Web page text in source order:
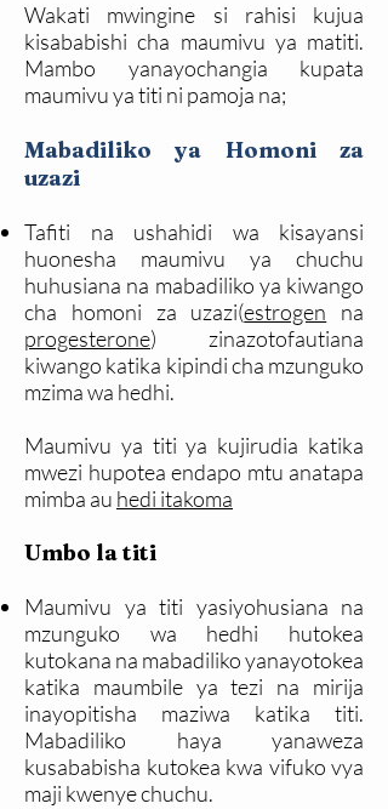
Wakati mwingine si rahisi kujua
kisababishi cha maumivu ya matiti.
Mambo yanayochangia kupata
maumivu ya titi ni pamoja na;
Mabadiliko ya Homoni za
uzazi
Tafiti na ushahidi wa kisayansi
huonesha maumivu ya chuchu
huhusiana na mabadiliko ya kiwango
cha homoni za uzazi(estrogen na
progesterone) zinazotofautiana
kiwango katika kipindi cha mzunguko
mzima wa hedhi.
Maumivu ya titi ya kujirudia katika
mwezi hupotea endapo mtu anatapa
mimba au hedi itakoma
Umbo la titi
Maumivu ya titi yasiyohusiana na
mzunguko wa hedhi hutokea
kutokana na mabadiliko yanayotokea
katika maumbile ya tezi na mirija
inayopitisha maziwa katika titi.
Mabadiliko haya yanaweza
kusababisha kutokea kwa vifuko vya
maji kwenye chuchu.